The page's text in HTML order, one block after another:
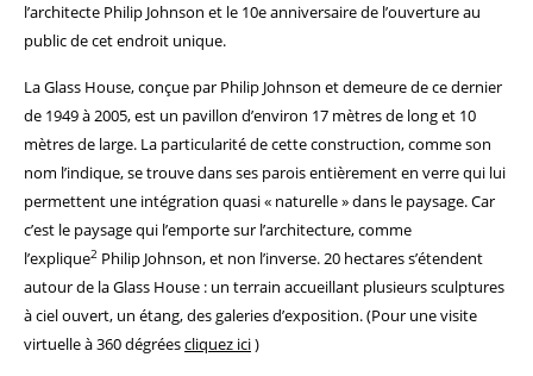
l’architecte Philip Johnson et le 10e anniversaire de l’ouverture au
public de cet endroit unique.
La Glass House, conçue par Philip Johnson et demeure de ce dernier
de 1949 à 2005, est un pavillon d’environ 17 mètres de long et 10
mètres de large. La particularité de cette construction, comme son
nom l’indique, se trouve dans ses parois entièrement en verre qui lui
permettent une intégration quasi « naturelle » dans le paysage. Car
c’est le paysage qui l’emporte sur l’architecture, comme
l’explique2 Philip Johnson, et non l’inverse. 20 hectares s’étendent
autour de la Glass House : un terrain accueillant plusieurs sculptures
à ciel ouvert, un étang, des galeries d’exposition.(Pour une visite
virtuelle à 360 dégréescliquez ici)